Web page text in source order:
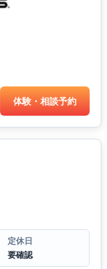
体験・相談予約
定休日
要確認